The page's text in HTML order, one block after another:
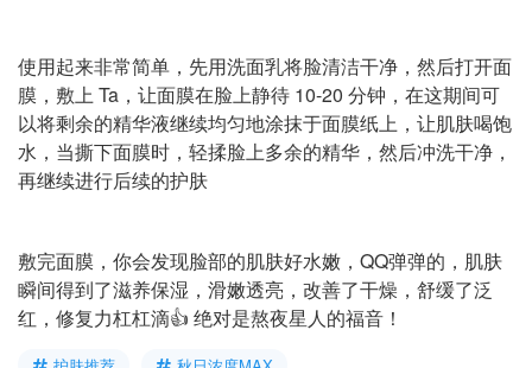
使用起来非常简单，先用洗面乳将脸清洁干净，然后打开面
膜，敷上 Ta，让面膜在脸上静待 10-20 分钟，在这期间可
以将剩余的精华液继续均匀地涂抹于面膜纸上，让肌肤喝饱
水，当撕下面膜时，轻揉脸上多余的精华，然后冲洗干净，
再继续进行后续的护肤
敷完面膜，你会发现脸部的肌肤好水嫩，QQ弹弹的，肌肤
瞬间得到了滋养保湿，滑嫩透亮，改善了干燥，舒缓了泛
红，修复力杠杠滴👍 绝对是熬夜星人的福音！